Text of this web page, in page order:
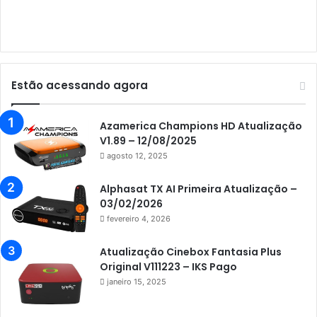
Audisat K10 Urus
Audisat K20 Huracan
Audisat K30 Aventador
Azamerica
Azamerica Beats
Azamerica Champions
Azamerica Champions IPTV
Azamerica Extremo IPTV
Azamerica F92 Plus
Azamerica Gold
Estão acessando agora
Azamerica Champions HD Atualização
V1.89 – 12/08/2025
agosto 12, 2025
Alphasat TX AI Primeira Atualização –
03/02/2026
fevereiro 4, 2026
Atualização Cinebox Fantasia Plus
Original V111223 – IKS Pago
janeiro 15, 2025